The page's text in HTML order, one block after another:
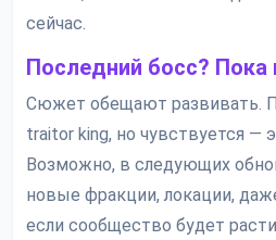
сейчас.
Последний босс? Пока
Сюжет обещают развивать.
traitor king, но чувствуется —
Возможно, в следующих
новые фракции, локации,
если сообщество будет